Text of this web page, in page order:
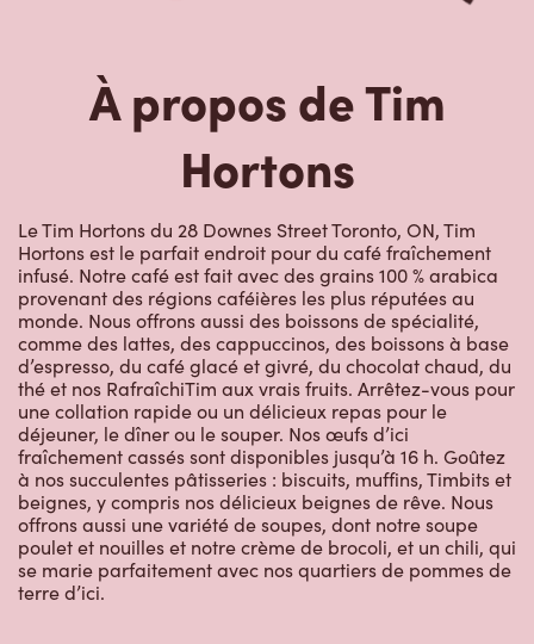
À propos de Tim
Hortons
Le Tim Hortons du 28 Downes Street Toronto, ON, Tim
Hortons est le parfait endroit pour du café fraîchement
infusé. Notre café est fait avec des grains 100 % arabica
provenant des régions caféières les plus réputées au
monde. Nous offrons aussi des boissons de spécialité,
comme des lattes, des cappuccinos, des boissons à base
d’espresso, du café glacé et givré, du chocolat chaud, du
thé et nos RafraîchiTim aux vrais fruits. Arrêtez-vous pour
une collation rapide ou un délicieux repas pour le
déjeuner, le dîner ou le souper. Nos œufs d’ici
fraîchement cassés sont disponibles jusqu’à 16 h. Goûtez
à nos succulentes pâtisseries : biscuits, muffins, Timbits et
beignes, y compris nos délicieux beignes de rêve. Nous
offrons aussi une variété de soupes, dont notre soupe
poulet et nouilles et notre crème de brocoli, et un chili, qui
se marie parfaitement avec nos quartiers de pommes de
terre d’ici.